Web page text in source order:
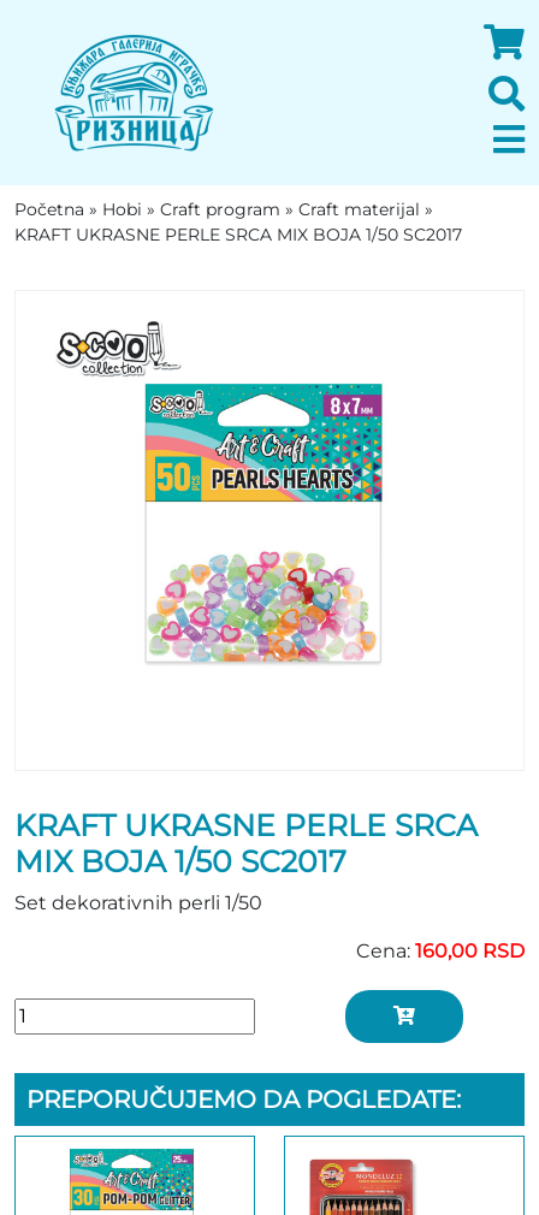
Početna » Hobi » Craft program » Craft materijal »
KRAFT UKRASNE PERLE SRCA MIX BOJA 1/50 SC2017
KRAFT UKRASNE PERLE SRCA
MIX BOJA 1/50 SC2017
Set dekorativnih perli 1/50
Cena: 160,00 RSD
PREPORUČUJEMO DA POGLEDATE: